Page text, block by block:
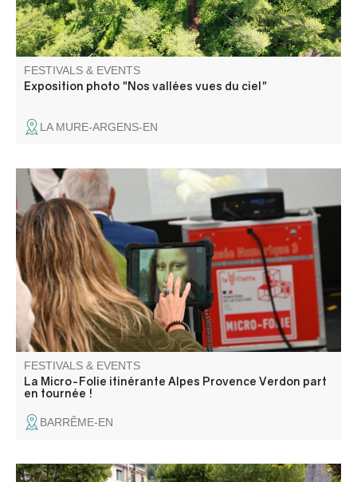
FESTIVALS & EVENTS
Exposition photo "Nos vallées vues du ciel"
LA MURE-ARGENS-EN
La Micro-Folie itinérante Alpes Provence Verdon s'installe
à Barrême ! La Micro-Folie c'est un musée numérique, un
espace de réalité virtuelle, un fablab et une ludothèque.
Une programmation riche et ludique vous attend pour
petits et grands.
FESTIVALS & EVENTS
La Micro-Folie itinérante Alpes Provence Verdon part
en tournée !
BARRÊME-EN